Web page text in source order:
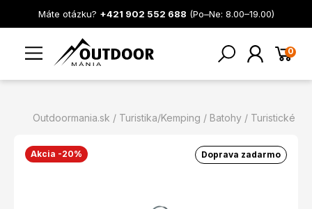
Máte otázku? +421 902 552 688 (Po–Ne: 8.00–19.00)
0
Outdoormania.sk Turistika/Kemping Batohy Turistické
Doprava zadarmo
Akcia -20%